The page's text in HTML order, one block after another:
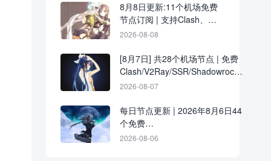
8月8日更新:11个机场免费
节点订阅 | 支持Clash、
V2Ray、SSR、
2026-08-08
[8月7日] 共28个机场节点 | 免费
Clash/V2Ray/SSR/Shadowrocket
订阅更新
2026-08-07
每日节点更新 | 2026年8月6日44
个免费
Clash/V2Ray/SSR/Shadowrocket
2026-08-06